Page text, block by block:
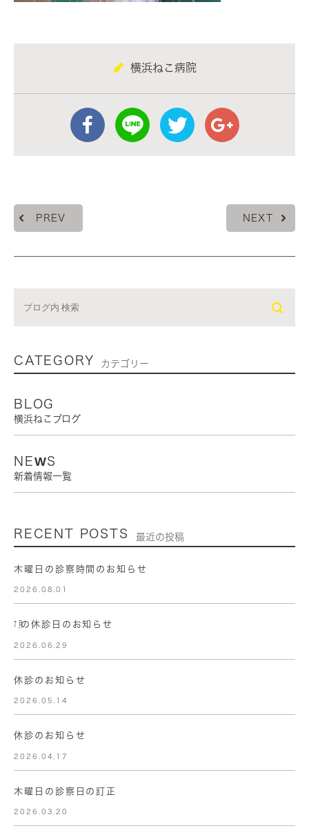
横浜ねこ病院
PREV NEXT
CATEGORY カテゴリー
BLOG
横浜ねこブログ
NEWS
新着情報一覧
RECENT POSTS 最近の投稿
木曜日の診察時間のお知らせ
2026.08.01
㋆の休診日のお知らせ
2026.06.29
休診のお知らせ
2026.05.14
休診のお知らせ
2026.04.17
木曜日の診察日の訂正
2026.03.20